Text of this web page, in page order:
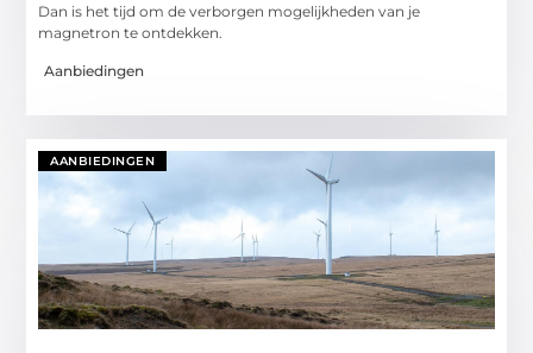
Dan is het tijd om de verborgen mogelijkheden van je
magnetron te ontdekken.
Aanbiedingen
AANBIEDINGEN